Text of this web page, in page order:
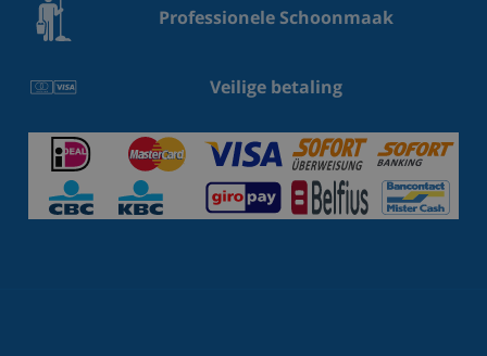
Professionele Schoonmaak
Veilige betaling